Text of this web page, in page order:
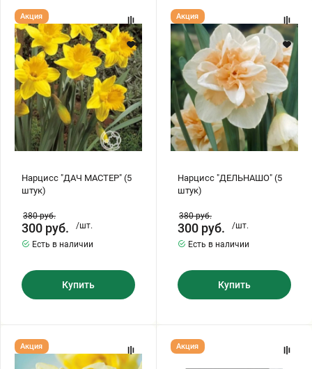
Нарцисс
"ДАЧ
МАСТЕР"
(5
штук)
Нарцисс "ДАЧ МАСТЕР" (5
штук)
Акция
380руб.
300 руб.
/шт.
Есть в наличии
Купить
Нарцисс
"ДЕЛЬНАШО"
(5
штук)
Нарцисс "ДЕЛЬНАШО" (5
штук)
Акция
380руб.
300 руб.
/шт.
Есть в наличии
Купить
Нарцисс
"ДИК
ВИЛЬДЕН"
Акция
Нарцисс
"КУЛ
Акция